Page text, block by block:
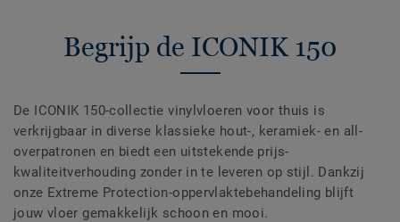
Begrijp de ICONIK 150
De ICONIK 150-collectie vinylvloeren voor thuis is
verkrijgbaar in diverse klassieke hout-, keramiek- en all-
overpatronen en biedt een uitstekende prijs-
kwaliteitverhouding zonder in te leveren op stijl. Dankzij
onze Extreme Protection-oppervlaktebehandeling blijft
jouw vloer gemakkelijk schoon en mooi.